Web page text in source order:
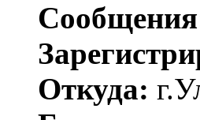
Откуда: